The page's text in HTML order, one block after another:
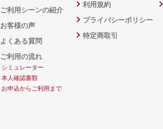
ご利用シーンの紹介
お客様の声
よくある質問
ご利用の流れ
シミュレーター
本人確認書類
お申込からご利用まで
利用規約
プライバシーポリシー
特定商取引